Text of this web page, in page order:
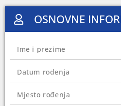
Na Općim izborima
mandat zastupnika u
Mandat mu je
Kantonalni sud u Zenici
ZZOZDK, refundiranja
prisvajanja mobitela koji
OSNOVNE
Ime i prezime
Datum rođenja
Mjesto rođenja